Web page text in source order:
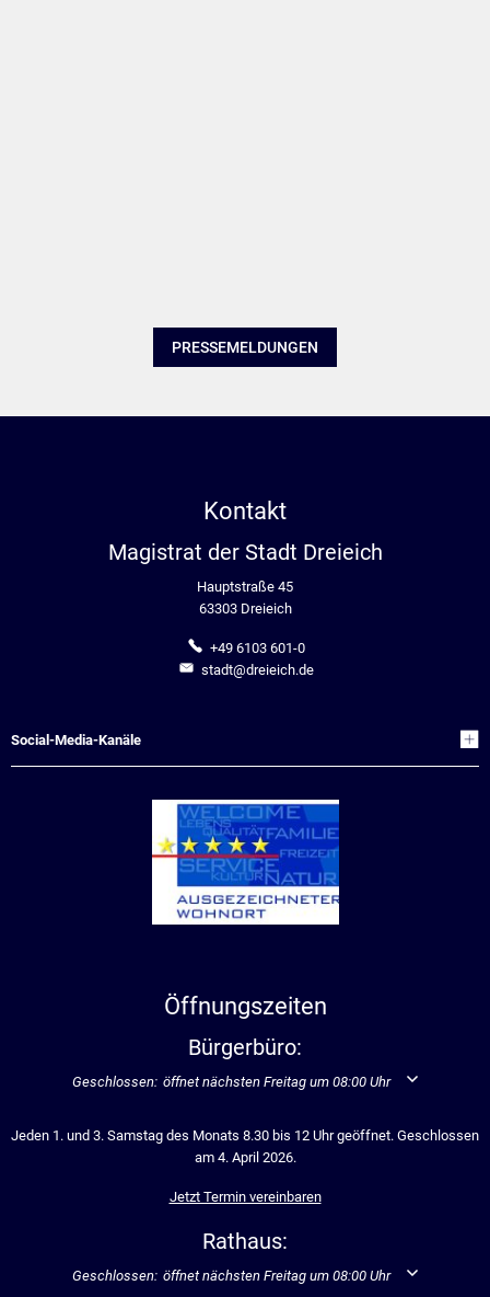
PRESSEMELDUNGEN
Kontakt
Magistrat der Stadt Dreieich
Hauptstraße 45
63303 Dreieich
+49 6103 601-0
stadt@dreieich.de
Social-Media-Kanäle
Öffnungszeiten
Bürgerbüro:
Klicken, um weitere Öffnungs- oder Schließzeiten auszublenden
Geschlossen: öffnet nächsten Freitag um 08:00 Uhr
Jeden 1. und 3. Samstag des Monats 8.30 bis 12 Uhr geöffnet. Geschlossen
am 4. April 2026.
Jetzt Termin vereinbaren
Rathaus:
Klicken, um weitere Öffnungs- oder Schließzeiten auszublenden
Geschlossen: öffnet nächsten Freitag um 08:00 Uhr